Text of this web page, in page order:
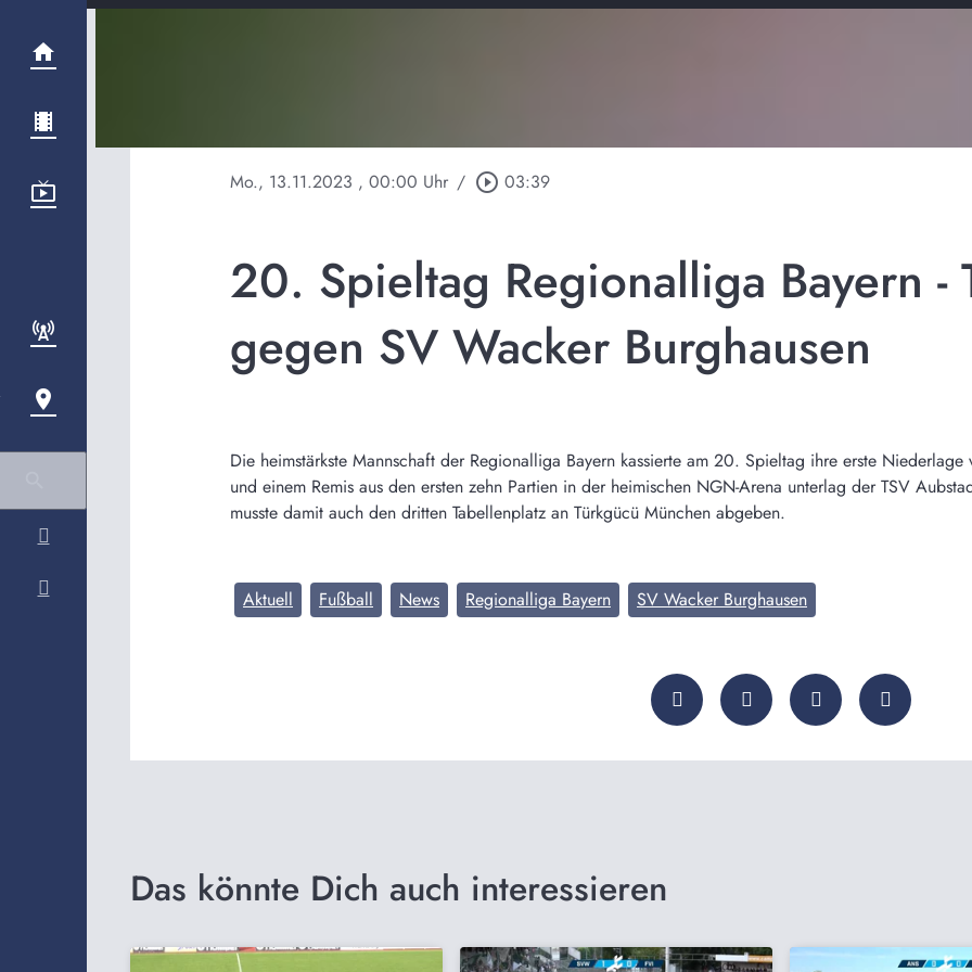
Mo., 13.11.2023 , 00:00 Uhr / play_circle_outline 03:39
20. Spieltag Regionalliga Bayern -
gegen SV Wacker Burghausen
Die heimstärkste Mannschaft der Regionalliga Bayern kassierte am 20. Spieltag ihre erste
und einem Remis aus den ersten zehn Partien in der heimischen NGN-Arena unterlag der TSV
musste damit auch den dritten Tabellenplatz an Türkgücü München abgeben.
Aktuell Fußball News Regionalliga Bayern SV Wacker Burghausen
Das könnte Dich auch interessieren